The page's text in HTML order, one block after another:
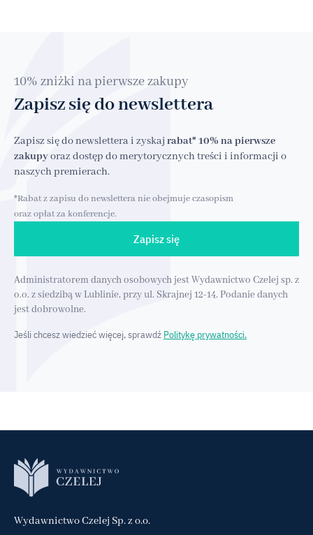
10% zniżki na pierwsze zakupy
Zapisz się do newslettera
Zapisz się do newslettera i zyskaj rabat* 10% na pierwsze
zakupyoraz dostęp do merytorycznych treści i informacji o
naszych premierach.
*Rabat z zapisu do newslettera nie obejmuje czasopism
oraz opłat za konferencje.
Zapisz się
Administratorem danych osobowych jest Wydawnictwo Czelej sp. z
o.o. z siedzibą w Lublinie, przy ul. Skrajnej 12-14. Podanie danych
jest dobrowolne.
Jeśli chcesz wiedzieć więcej, sprawdź Politykę prywatności.
Wydawnictwo Czelej Sp. z o.o.